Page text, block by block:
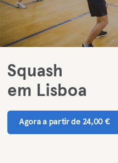
Squash
em Lisboa
Agora a partir de 24,00 €